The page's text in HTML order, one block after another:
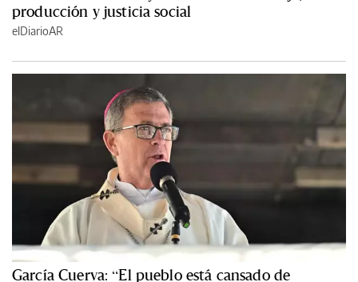
producción y justicia social
elDiarioAR
García Cuerva: “El pueblo está cansado de